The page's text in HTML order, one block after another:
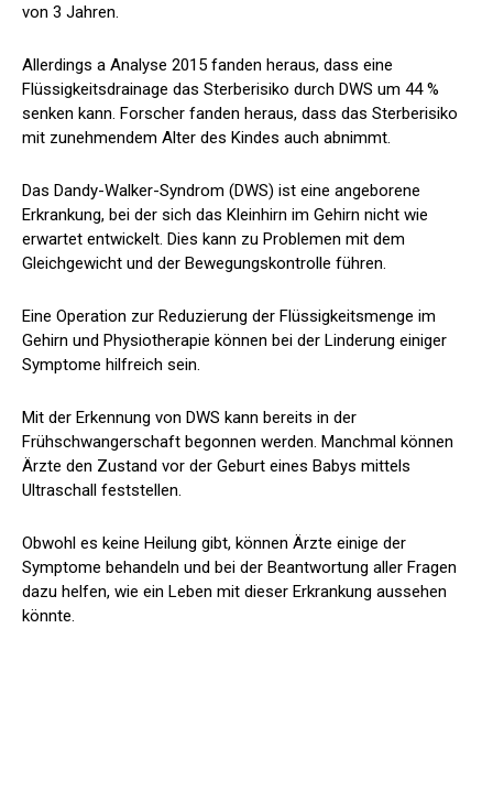
von 3 Jahren.
Allerdings a Analyse 2015 fanden heraus, dass eine
Flüssigkeitsdrainage das Sterberisiko durch DWS um 44 %
senken kann. Forscher fanden heraus, dass das Sterberisiko
mit zunehmendem Alter des Kindes auch abnimmt.
Das Dandy-Walker-Syndrom (DWS) ist eine angeborene
Erkrankung, bei der sich das Kleinhirn im Gehirn nicht wie
erwartet entwickelt. Dies kann zu Problemen mit dem
Gleichgewicht und der Bewegungskontrolle führen.
Eine Operation zur Reduzierung der Flüssigkeitsmenge im
Gehirn und Physiotherapie können bei der Linderung einiger
Symptome hilfreich sein.
Mit der Erkennung von DWS kann bereits in der
Frühschwangerschaft begonnen werden. Manchmal können
Ärzte den Zustand vor der Geburt eines Babys mittels
Ultraschall feststellen.
Obwohl es keine Heilung gibt, können Ärzte einige der
Symptome behandeln und bei der Beantwortung aller Fragen
dazu helfen, wie ein Leben mit dieser Erkrankung aussehen
könnte.